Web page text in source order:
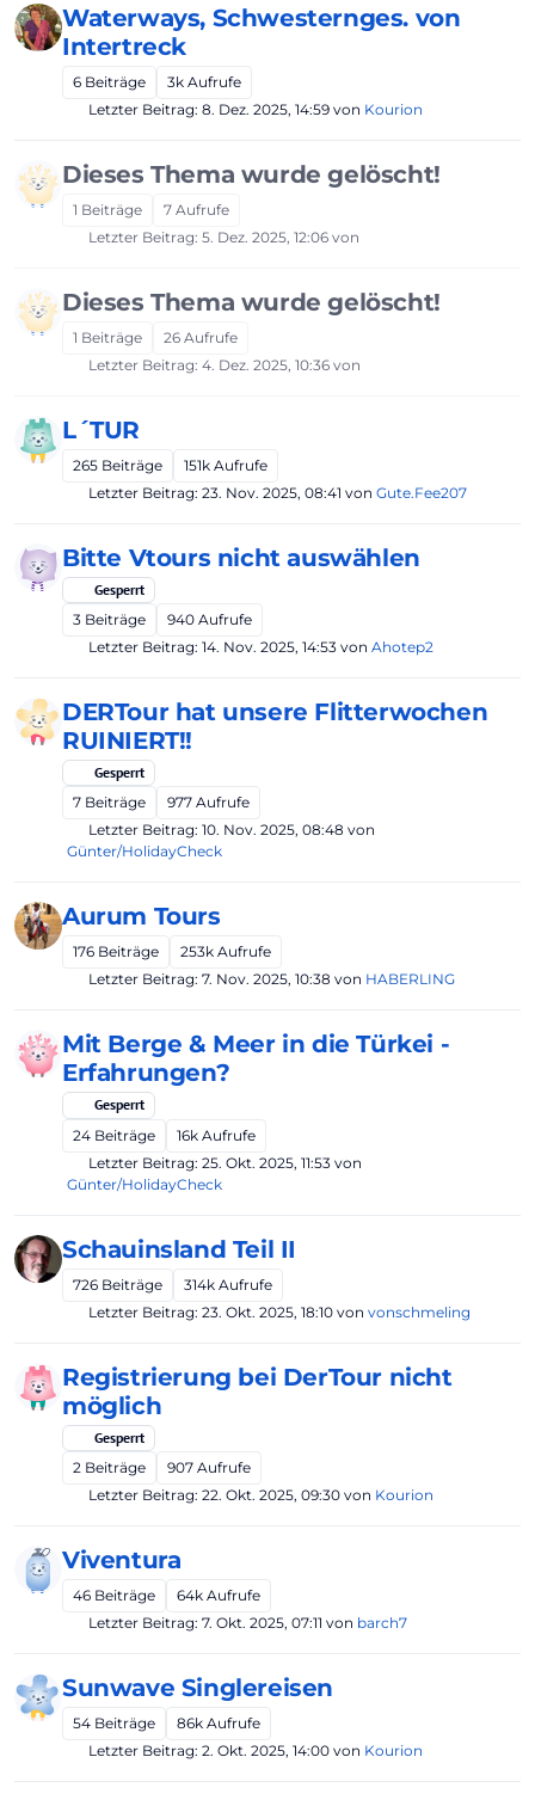
Waterways, Schwesternges. von
Intertreck
6 Beiträge 3k Aufrufe
Letzter Beitrag: 8. Dez. 2025, 14:59 von Kourion
Dieses Thema wurde gelöscht!
1 Beiträge 7 Aufrufe
Letzter Beitrag: 5. Dez. 2025, 12:06 von
Dieses Thema wurde gelöscht!
1 Beiträge 26 Aufrufe
Letzter Beitrag: 4. Dez. 2025, 10:36 von
L´TUR
265 Beiträge 151k Aufrufe
Letzter Beitrag: 23. Nov. 2025, 08:41 von Gute.Fee207
Bitte Vtours nicht auswählen
Gesperrt
3 Beiträge 940 Aufrufe
Letzter Beitrag: 14. Nov. 2025, 14:53 von Ahotep2
DERTour hat unsere Flitterwochen
RUINIERT!!
Gesperrt
7 Beiträge 977 Aufrufe
Letzter Beitrag: 10. Nov. 2025, 08:48 von
Günter/HolidayCheck
Aurum Tours
176 Beiträge 253k Aufrufe
Letzter Beitrag: 7. Nov. 2025, 10:38 von HABERLING
Mit Berge & Meer in die Türkei -
Erfahrungen?
Gesperrt
24 Beiträge 16k Aufrufe
Letzter Beitrag: 25. Okt. 2025, 11:53 von
Günter/HolidayCheck
Schauinsland Teil II
726 Beiträge 314k Aufrufe
Letzter Beitrag: 23. Okt. 2025, 18:10 von vonschmeling
Registrierung bei DerTour nicht
möglich
Gesperrt
2 Beiträge 907 Aufrufe
Letzter Beitrag: 22. Okt. 2025, 09:30 von Kourion
Viventura
46 Beiträge 64k Aufrufe
Letzter Beitrag: 7. Okt. 2025, 07:11 von barch7
Sunwave Singlereisen
54 Beiträge 86k Aufrufe
Letzter Beitrag: 2. Okt. 2025, 14:00 von Kourion